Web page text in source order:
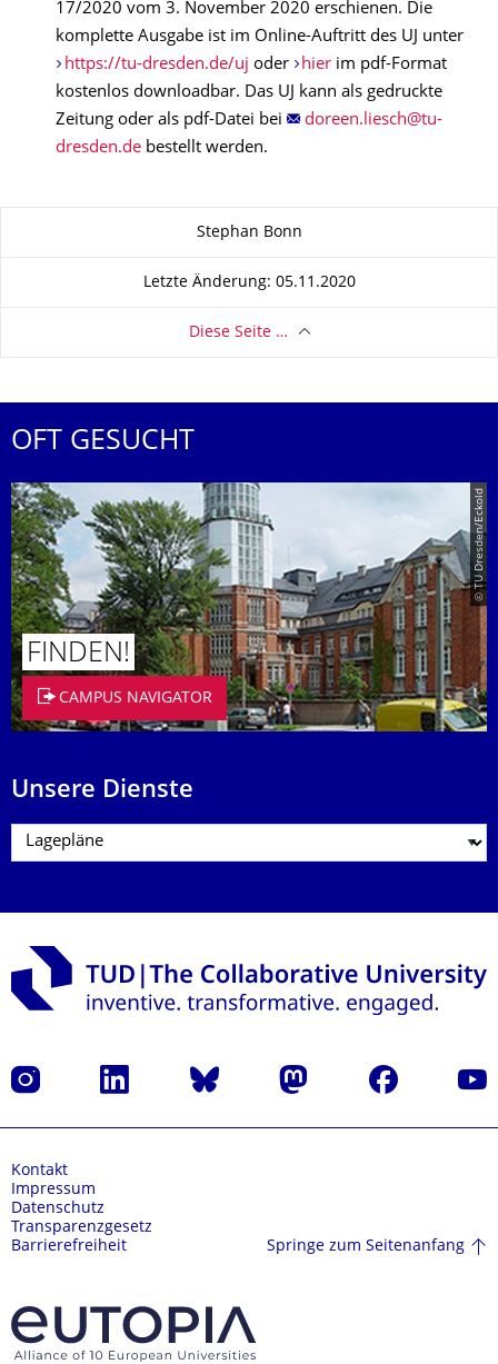
17/2020 vom 3. November 2020 erschienen. Die
komplette Ausgabe ist im Online-Auftritt des UJ unter
https://tu-dresden.de/uj oder hier im pdf-Format
kostenlos downloadbar. Das UJ kann als gedruckte
Zeitung oder als pdf-Datei bei
bestellt werden.
Stephan Bonn
Letzte Änderung: 05.11.2020
Diese Seite …
OFT GESUCHT
© TU Dresden/Eckold
FINDEN!
CAMPUS NAVIGATOR
Unsere Dienste
Instagram LinkedIn Bluesky Mastodon Facebook
Kontakt
Impressum
Datenschutz
Transparenzgesetz
Barrierefreiheit
Springe zum Seitenanfang